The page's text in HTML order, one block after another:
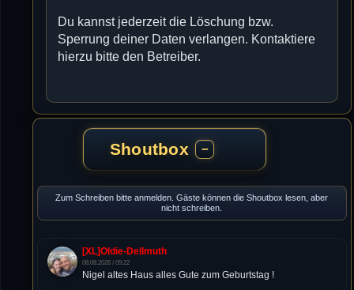
Du kannst jederzeit die Löschung bzw.
Sperrung deiner Daten verlangen. Kontaktiere
hierzu bitte den Betreiber.
Shoutbox −
Zum Schreiben bitte anmelden. Gäste können die Shoutbox lesen, aber
nicht schreiben.
[XL]Oldie-Dellmuth
08.08.2026 / 09:22
Nigel altes Haus alles Gute zum Geburtstag !